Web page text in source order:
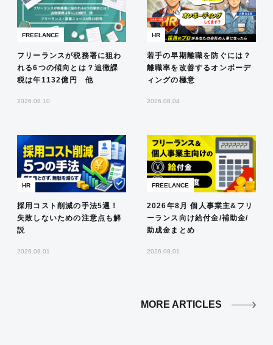
FREELANCE
フリーランスが税務署に狙わ
れる6つの傾向とは？追徴課
税は年1132億円 他
2026.08.10
HR
若手の早期離職を防ぐには？
離職率を改善するオンボーデ
ィングの極意
2026.08.04
HR
採用コスト削減の手法5選！
失敗しないための注意点も解
説
2026.08.01
FREELANCE
2026年8月 個人事業主&フリ
ーランス向け給付金/補助金/
助成金まとめ
2026.08.01
MORE ARTICLES